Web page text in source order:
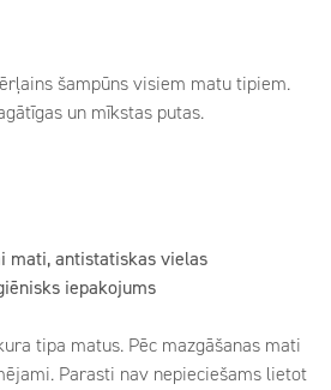
šampūns visiem matu tipiem.
un mīkstas putas.
mati, antistatiskas vielas
iepakojums
tipa matus. Pēc mazgāšanas mati
Parasti nav nepieciešams lietot